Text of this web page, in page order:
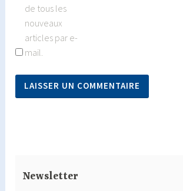
de tous les
nouveaux
articles par e-
mail.
Newsletter